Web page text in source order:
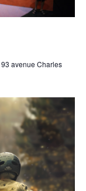
93 avenue Charles